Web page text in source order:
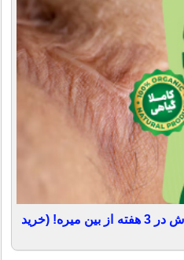
جای هر زخم و بخیه با این روش در 3 هفته از بین میره! (خرید